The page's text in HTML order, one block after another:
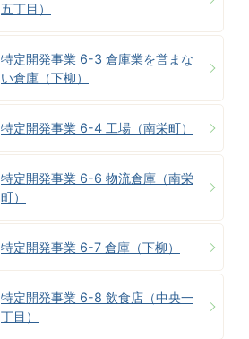
五丁目）
特定開発事業 6-3 倉庫業を営まな
い倉庫（下柳）
特定開発事業 6-4 工場（南栄町）
特定開発事業 6-6 物流倉庫（南栄
町）
特定開発事業 6-7 倉庫（下柳）
特定開発事業 6-8 飲食店（中央一
丁目）